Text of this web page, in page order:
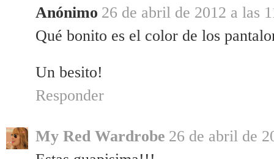
Anónimo 26 de abril de 2012 a las
Qué bonito es el color de los
Un besito!
Responder
My Red Wardrobe 26 de abril de